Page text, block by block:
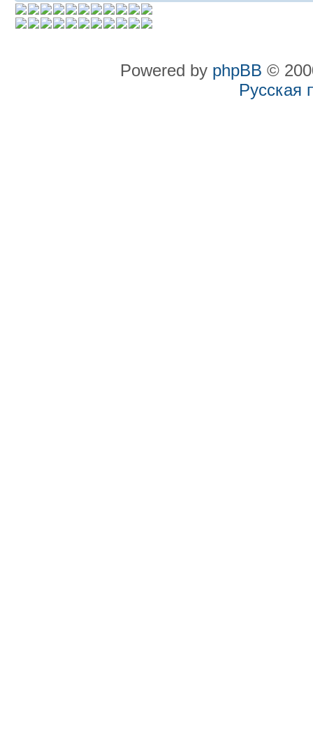
Powered by phpBB ©
Русская